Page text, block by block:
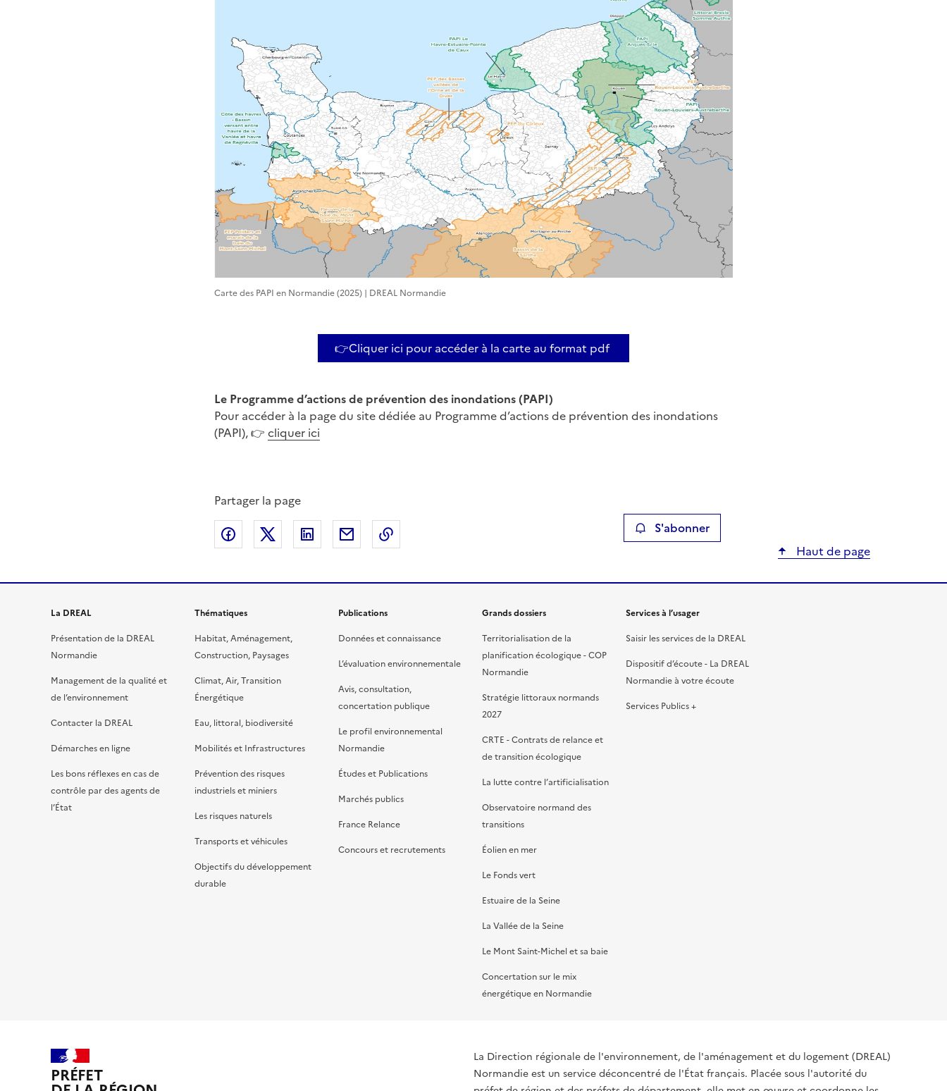
Carte des PAPI en Normandie (2025) | DREAL Normandie
👉Cliquer ici pour accéder à la carte au format pdf
Le Programme d’actions de prévention des inondations (PAPI)
Pour accéder à la page du site dédiée au Programme d’actions de prévention des inondations
(PAPI), 👉 cliquer ici
Partager la page
Partager sur Facebook
Partager sur XPartager sur LinkedIn
Partager par emailCopier le lien de la page dans le presse-papier S'abonner
Haut de page
La DREAL
Présentation de la DREAL
Normandie
Management de la qualité et
de l’environnement
Contacter la DREAL
Démarches en ligne
Les bons réflexes en cas de
contrôle par des agents de
l’État
Thématiques
Habitat, Aménagement,
Construction, Paysages
Climat, Air, Transition
Énergétique
Eau, littoral, biodiversité
Mobilités et Infrastructures
Prévention des risques
industriels et miniers
Les risques naturels
Transports et véhicules
Objectifs du développement
durable
Publications
Données et connaissance
L’évaluation environnementale
Avis, consultation,
concertation publique
Le profil environnemental
Normandie
Études et Publications
Marchés publics
France Relance
Concours et recrutements
Grands dossiers
Territorialisation de la
planification écologique - COP
Normandie
Stratégie littoraux normands
2027
CRTE - Contrats de relance et
de transition écologique
La lutte contre l’artificialisation
Observatoire normand des
transitions
Éolien en mer
Le Fonds vert
Estuaire de la Seine
La Vallée de la Seine
Le Mont Saint-Michel et sa baie
Concertation sur le mix
énergétique en Normandie
Services à l’usager
Saisir les services de la DREAL
Dispositif d’écoute - La DREAL
Normandie à votre écoute
Services Publics +
PRÉFET
La Direction régionale de l'environnement, de l'aménagement et du logement (DREAL)
Normandie est un service déconcentré de l'État français. Placée sous l'autorité du